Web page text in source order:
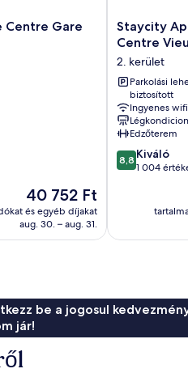
Centre Gare
Az
ár
40 752 Ft
40 752 Ft
és egyéb díjakat
aug. 30. – aug. 31.
Staycity
Aparthotels,
Centre
Vieux
Port
2.
kerület
Staycity
Centre
2. kerület
Parkolási
biztosított
Ingyenes wifi
Edzőterem
8.8
ennyiből:
8,8 Kiváló
1 004
be a jogosul
jár!